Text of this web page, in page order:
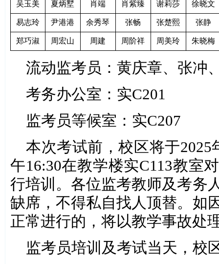
吴玉美 夏炳墅 肖端 肖紫臻 谢莉莎 徐晓文
易志玲 尹港港 余秀琴 张畅 张楚熙 张静
郑巧淑 周宏山 周建 周阶祥 周美玲 朱晓梅
流动监考员：黄庆章、张冲
考务办公室：实C201
监考员等候室：实C207
本次考试前，校区将于2025
午16:30在教学楼实C113教室
行培训。各位监考教师及考务
缺席，不得私自找人顶替。如
正常进行的，将以教学事故处
监考员培训及考试当天，校